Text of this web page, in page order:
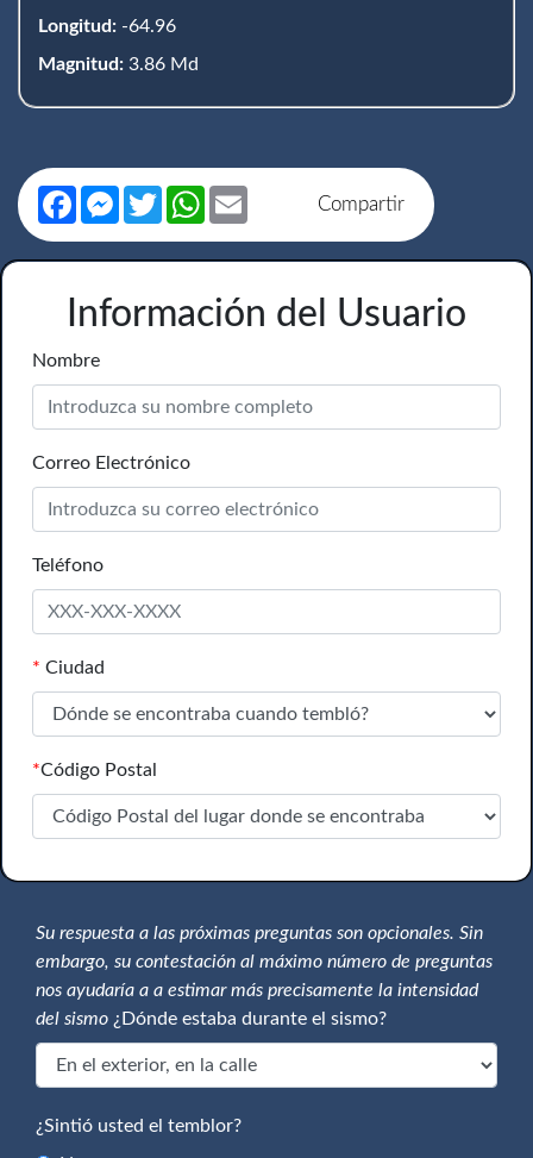
Longitud: -64.96
Magnitud: 3.86 Md
Compartir
FacebookMessenger
TwitterWhatsApp
Información del Usuario
Nombre
Correo Electrónico
Teléfono
* Ciudad
*Código Postal
Su respuesta a las próximas preguntas son opcionales. Sin
embargo, su contestación al máximo número de preguntas
nos ayudaría a a estimar más precisamente la intensidad
del sismo ¿Dónde estaba durante el sismo?
¿Sintió usted el temblor?